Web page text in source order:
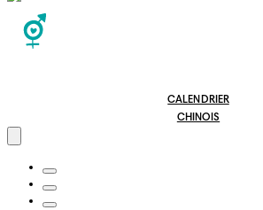
CALENDRIER
CHINOIS